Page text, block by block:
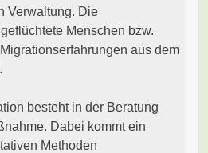
Verwaltung. Die
Menschen bzw.
aus dem
besteht in der Beratung
Dabei kommt ein
Methoden